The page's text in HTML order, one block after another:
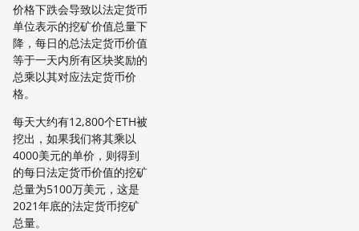
价格下跌会导致以法定货币
单位表示的挖矿价值总量下
降，每日的总法定货币价值
等于一天内所有区块奖励的
总乘以其对应法定货币价
格。
每天大约有12,800个ETH被
挖出，如果我们将其乘以
4000美元的单价，则得到
的每日法定货币价值的挖矿
总量为5100万美元，这是
2021年底的法定货币挖矿
总量。